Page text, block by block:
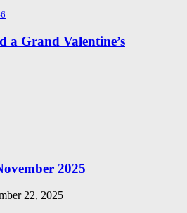
a Grand Valentine’s
2025
22, 2025